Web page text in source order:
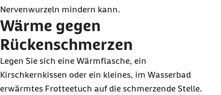
Nervenwurzeln mindern kann.
Wärme gegen
Rückenschmerzen
Legen Sie sich eine Wärmflasche, ein
Kirschkernkissen oder ein kleines, im Wasserbad
erwärmtes Frotteetuch auf die schmerzende Stelle.